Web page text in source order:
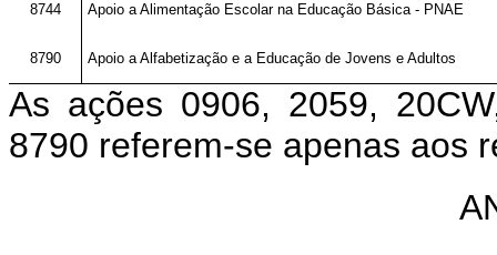
8744 Apoio a Alimentação Escolar na Educação Básica - PNAE
8790 Apoio a Alfabetização e a Educação de Jovens e Adultos
As ações 0906, 2059,
8790 referem-se apenas aos